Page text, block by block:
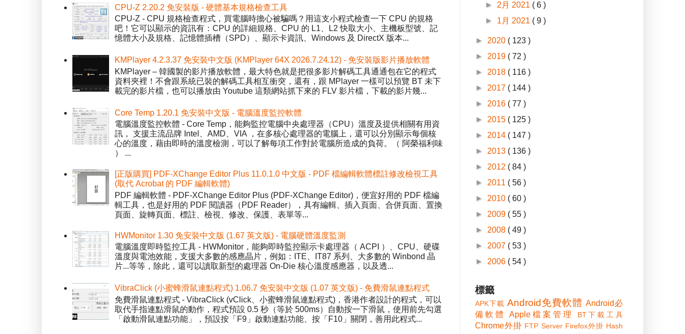
CPU-Z 2.20.2 免安裝版 - 硬體基本規格檢查工具
CPU-Z - CPU 規格檢查程式，買電腦時擔心被騙嗎？用這支小程式檢查一下 CPU 的規格
吧！它可以顯示的資訊有：CPU 的詳細規格、CPU 的 L1、L2 快取大小、主機板型號、記
憶體大小及規格、記憶體插槽（SPD）、顯示卡資訊、Windows 及 DirectX 版本...
KMPlayer 4.2.3.37 免安裝中文版 (KMPlayer 64X 2026.7.24.12) - 免安裝版影片播放軟體
KMPlayer – 韓國製的影片播放軟體，最大特色就是把很多影片解碼工具通通包在它的程式
資料夾裡！不會跟系統已裝的解碼工具相互衝突，還有，跟 MPlayer 一樣可以預覽 BT 未下
載完的影片檔，也可以播放由 Youtube 這類網站抓下來的 FLV 影片檔，下載的影片幾...
Core Temp 1.20.1 免安裝中文版 - 電腦溫度監控軟體
電腦溫度監控軟體 - Core Temp，能夠監控電腦中央處理器（CPU）溫度及提供相關有用資
訊， 支援主流品牌 Intel、AMD、VIA ，在多核心處理器的電腦上，還可以分別顯示每個核
心的溫度，藉由即時的溫度檢測，可以了解每項工作對於電腦所造成的負荷。（ 阿榮福利味
） ...
[正版購買] PDF-XChange Editor Plus 11.0.1.0 中文版 - PDF 檔編輯軟體標註修改檢視工具
(取代 Acrobat 的 PDF 編輯軟體)
PDF 編輯軟體 - PDF-XChange Editor Plus (PDF-XChange Editor)，便宜好用的 PDF 檔編
輯工具，也是好用的 PDF 閱讀器（PDF Reader），具有編輯、插入頁面、合併頁面、置換
頁面、旋轉頁面、標註、檢視、修改、保護、表單等...
HWMonitor 1.30 免安裝中文版 (1.67 英文版) - 電腦硬體溫度監測
電腦溫度即時監控工具 - HWMonitor，能夠即時監控顯示卡處理器（ ACPI ）、CPU、硬碟
溫度與電池效能，支援大多數的感應晶片，例如：ITE、IT87 系列、大多數的 Winbond 晶
片...等等，除此，還可以讀取新型的處理器 On-Die 核心溫度感應器，以及透...
VibraClick (小蜜蜂滑鼠連點程式) 1.06.7 免安裝中文版 (1.07 英文版) - 免費滑鼠連點程式
免費滑鼠連點程式 - VibraClick (vClick、小蜜蜂滑鼠連點程式)，香港作者設計的程式，可以
取代手指連點滑鼠的動作，程式預設 0.5 秒（等於 500ms）自動按一下滑鼠，使用前先勾選
「啟動滑鼠連點功能」，預設按「F9」啟動連點功能、按「F10」關閉，善用此程式...
► 2月 2021 ( 6 )
► 1月 2021 ( 9 )
► 2020 ( 123 )
► 2019 ( 72 )
► 2018 ( 116 )
► 2017 ( 144 )
► 2016 ( 77 )
► 2015 ( 125 )
► 2014 ( 147 )
► 2013 ( 136 )
► 2012 ( 84 )
► 2011 ( 56 )
► 2010 ( 60 )
► 2009 ( 55 )
► 2008 ( 49 )
► 2007 ( 53 )
► 2006 ( 54 )
標籤
APK下載 Android免費軟體 Android必
備軟體
Apple檔案管理 BT下載工具
Chrome外掛 FTP Server Firefox外掛 Hash